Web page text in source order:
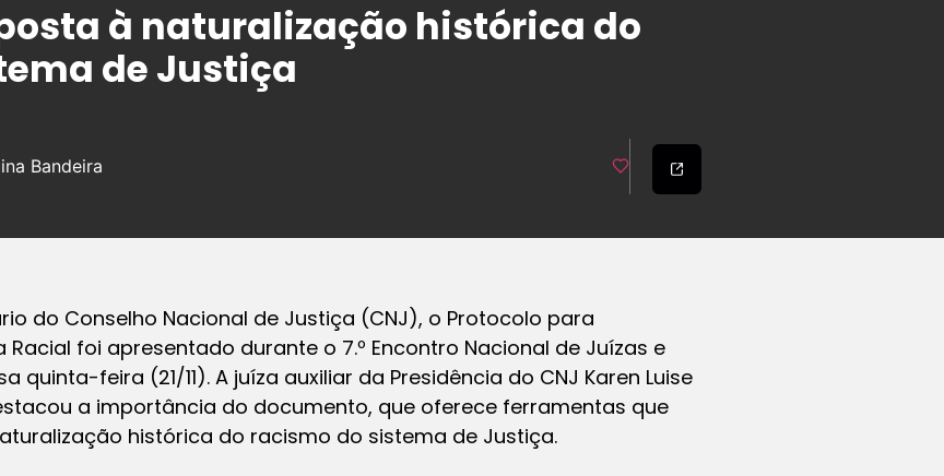
à naturalização histórica do
de Justiça
Bandeira
do Conselho Nacional de Justiça (CNJ), o Protocolo para
foi apresentado durante o 7.º Encontro Nacional de Juízas e
quinta-feira (21/11). A juíza auxiliar da Presidência do CNJ Karen Luise
a importância do documento, que oferece ferramentas que
histórica do racismo do sistema de Justiça.